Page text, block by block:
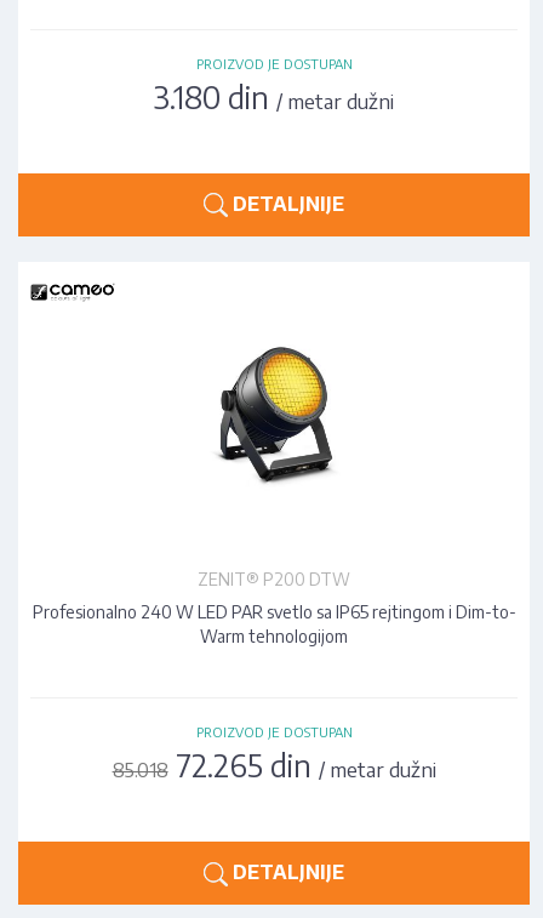
PROIZVOD JE DOSTUPAN
3.180 din / metar dužni
DETALJNIJE
ZENIT® P200 DTW
Profesionalno 240 W LED PAR svetlo sa IP65 rejtingom i Dim-to-
Warm tehnologijom
PROIZVOD JE DOSTUPAN
85.01872.265 din / metar dužni
DETALJNIJE